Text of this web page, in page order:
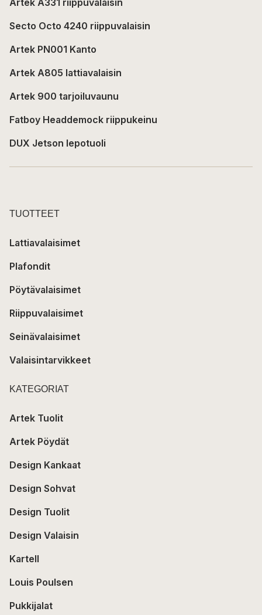
Secto Octo 4240 riippuvalaisin
Artek PN001 Kanto
Artek A805 lattiavalaisin
Artek 900 tarjoiluvaunu
Fatboy Headdemock riippukeinu
DUX Jetson lepotuoli
TUOTTEET
Lattiavalaisimet
Plafondit
Pöytävalaisimet
Riippuvalaisimet
Seinävalaisimet
Valaisintarvikkeet
KATEGORIAT
Artek Tuolit
Artek Pöydät
Design Kankaat
Design Sohvat
Design Tuolit
Design Valaisin
Kartell
Louis Poulsen
Pukkijalat